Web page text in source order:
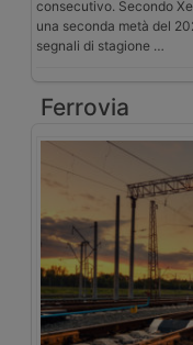
consecutivo. Secondo
una seconda metà del
segnali di stagione …
Ferrovia